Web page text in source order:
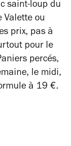
saint-loup du
Valette ou
prix, pas à
pour le
percés,
le midi,
à 19 €.